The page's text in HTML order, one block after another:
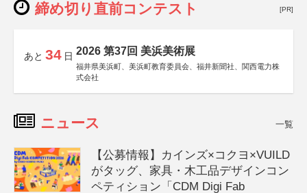
締め切り直前コンテスト [PR]
あと 34 日 2026 第37回 美浜美術展
福井県美浜町、美浜町教育委員会、福井新聞社、関西電力株
式会社
ニュース 一覧
【公募情報】カインズ×コクヨ×VUILD
がタッグ、家具・木工品デザインコン
ペティション「CDM Digi Fab